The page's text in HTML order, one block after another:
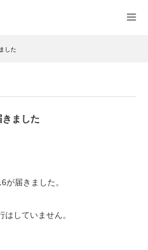
した
ました
が届きました。
していません。